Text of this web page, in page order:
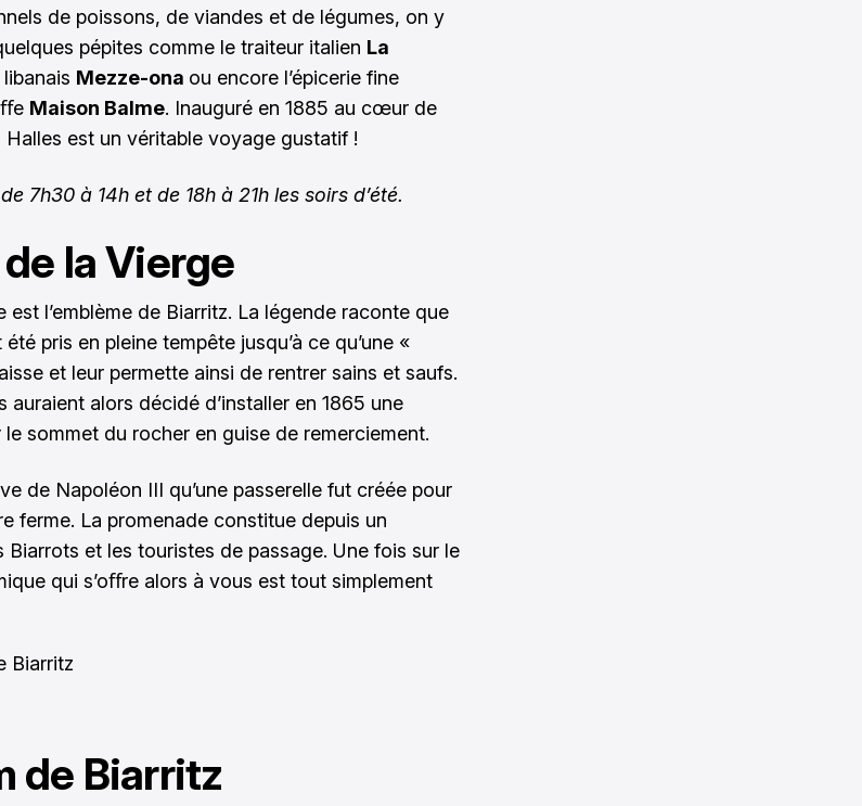
de poissons, de viandes et de légumes, on y
pépites comme le traiteur italien La
libanais Mezze-ona ou encore l’épicerie fine
Maison Balme. Inauguré en 1885 au cœur de
Halles est un véritable voyage gustatif !
7h30 à 14h et de 18h à 21h les soirs d’été.
la Vierge
est l’emblème de Biarritz. La légende raconte que
pris en pleine tempête jusqu’à ce qu’une «
et leur permette ainsi de rentrer sains et saufs.
auraient alors décidé d’installer en 1865 une
sommet du rocher en guise de remerciement.
de Napoléon III qu’une passerelle fut créée pour
ferme. La promenade constitue depuis un
Biarrots et les touristes de passage. Une fois sur le
qui s’oﬀre alors à vous est tout simplement
de Biarritz